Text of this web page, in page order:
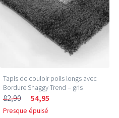
Tapis de couloir poils longs avec
Bordure Shaggy Trend – gris
82,90 54,95
Presque épuisé